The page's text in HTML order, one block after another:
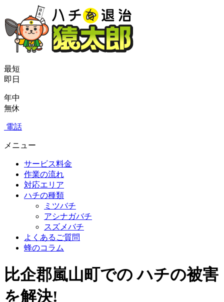
最短
即日
年中
無休
電話
メニュー
サービス料金
作業の流れ
対応エリア
ハチの種類
ミツバチ
アシナガバチ
スズメバチ
よくあるご質問
蜂のコラム
比企郡嵐山町での ハチの被害
を解決!